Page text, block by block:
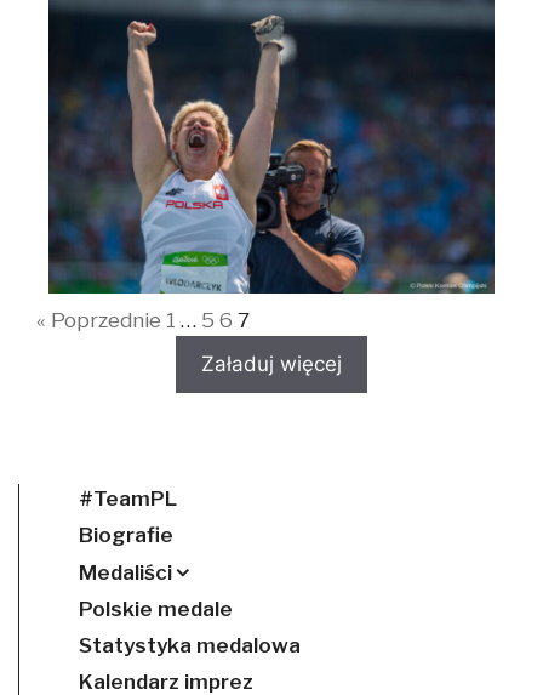
« Poprzednie 1 … 5 6 7
Załaduj więcej
#TeamPL
Biografie
Medaliści
Polskie medale
Statystyka medalowa
Kalendarz imprez